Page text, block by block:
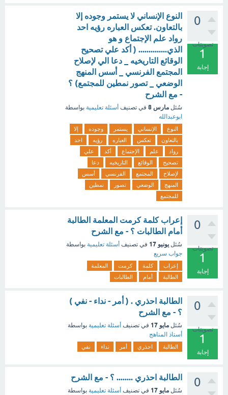
0
تصويتات
1
إجابة
النوع الإنساني لا يستمر وجوده إلا
بالتعاون. تعكس العباره رؤيه احد
رواد علم الإجتماع و هو
الذي.............. ( أكد علي تصحيح
الوقائع التاريخيه _ دعا الي لإصلاح
المجتمع الفرنسي _ أسس المنهج
الوضعي _ تصور نمطين للمجتمع) ؟
- مع الشرح
سُئل مارس 8 في تصنيف أسئلة تعليمية بواسطة
ابوعبدالله
النوع الإنساني يستمر وجوده
إلا
بالتعاون
تعكس العباره رؤيه
احد
رواد
علم الإجتماع أكد
علي
تصحيح
الوقائع التاريخيه
دعا
لإصلاح
المجتمع الفرنسي
أسس
المنهج
الوضعي تصور
نمطين
للمجتمع
0
تصويتات
1
إجابة
إعراب كلمة كرمت المعلمة الطالبة
أمام الطالبات ؟ - مع الشرح
سُئل يونيو 17 في تصنيف أسئلة تعليمية بواسطة
جواب سريع
إعراب كلمة كرمت
المعلمة
الطالبة
أمام الطالبات
0
تصويتات
1
إجابة
الطالبة احذري . ( أمر - نداء - نفي )
؟ - مع الشرح
سُئل مايو 17 في تصنيف أسئلة تعليمية بواسطة
أستاذ المناهج
الطالبة احذري أمر نداء نفي
0 الطالبة احذري ........ ؟ - مع الشرح
سُئل مايو 17 في تصنيف أسئلة تعليمية بواسطة